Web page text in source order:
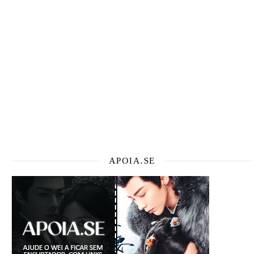
APOIA.SE